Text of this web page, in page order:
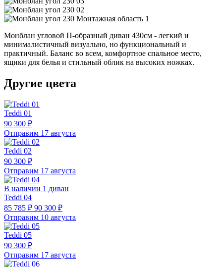
Монблан угловой П-образный диван 430см - легкий и
минималистичный визуально, но функциональный и
практичный. Баланс во всем, комфортное спальное место,
ящики для белья и стильный облик на высоких ножках.
Другие цвета
Teddi 01
90 300 ₽
Отправим 17 августа
Teddi 02
90 300 ₽
Отправим 17 августа
В наличии 1 диван
Teddi 04
85 785 ₽ 90 300 ₽
Отправим 10 августа
Teddi 05
90 300 ₽
Отправим 17 августа